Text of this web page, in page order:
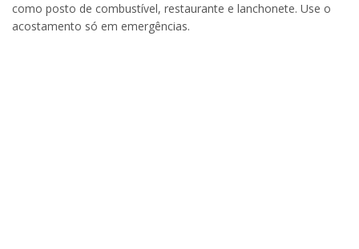
como posto de combustível, restaurante e lanchonete. Use o
acostamento só em emergências.